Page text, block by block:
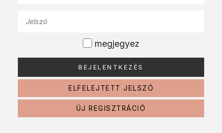
megjegyez
ELFELEJTETT JELSZÓ
ÚJ REGISZTRÁCIÓ